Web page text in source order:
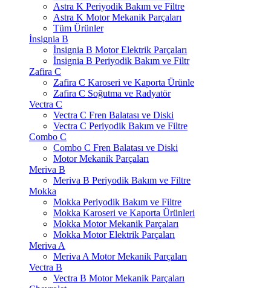
Astra K Periyodik Bakım ve Filtre
Astra K Motor Mekanik Parçaları
Tüm Ürünler
İnsignia B
İnsignia B Motor Elektrik Parçaları
İnsignia B Periyodik Bakım ve Filtr
Zafira C
Zafira C Karoseri ve Kaporta Ürünle
Zafira C Soğutma ve Radyatör
Vectra C
Vectra C Fren Balatası ve Diski
Vectra C Periyodik Bakım ve Filtre
Combo C
Combo C Fren Balatası ve Diski
Motor Mekanik Parçaları
Meriva B
Meriva B Periyodik Bakım ve Filtre
Mokka
Mokka Periyodik Bakım ve Filtre
Mokka Karoseri ve Kaporta Ürünleri
Mokka Motor Mekanik Parçaları
Mokka Motor Elektrik Parçaları
Meriva A
Meriva A Motor Mekanik Parçaları
Vectra B
Vectra B Motor Mekanik Parçaları